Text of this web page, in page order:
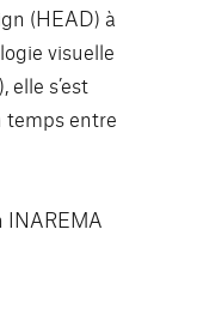
(HEAD) à
visuelle
s’est
temps entre
INAREMA